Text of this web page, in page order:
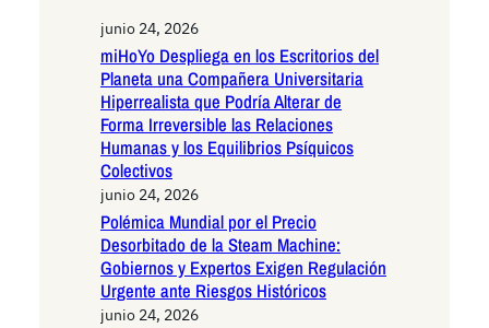
junio 24, 2026
miHoYo Despliega en los Escritorios del
Planeta una Compañera Universitaria
Hiperrealista que Podría Alterar de
Forma Irreversible las Relaciones
Humanas y los Equilibrios Psíquicos
Colectivos
junio 24, 2026
Polémica Mundial por el Precio
Desorbitado de la Steam Machine:
Gobiernos y Expertos Exigen Regulación
Urgente ante Riesgos Históricos
junio 24, 2026